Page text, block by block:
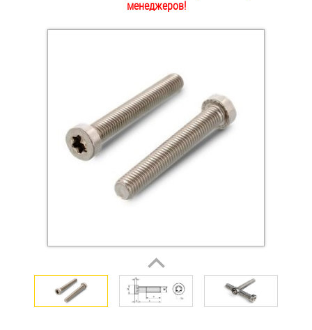
Крюки, кольца с метрической резьбой
Крюки, кольца с шурупной резьбой
Пробки
менеджеров!